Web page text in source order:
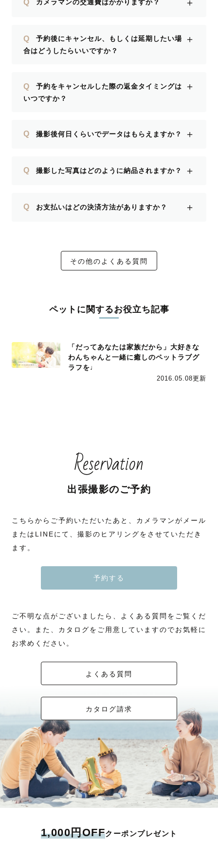
Q カメラマンの交通費はかかりますか？ ＋
Q
予約後にキャンセル、もしくは延期したい場
合はどうしたらいいですか？
＋
Q
予約をキャンセルした際の返金タイミングは
いつですか？
＋
Q 撮影後何日くらいでデータはもらえますか？ ＋
Q 撮影した写真はどのように納品されますか？ ＋
Q お支払いはどの決済方法がありますか？ ＋
その他のよくある質問
ペットに関するお役立ち記事
「だってあなたは家族だから」大好きな
わんちゃんと一緒に癒しのペットラブグ
ラフを♩
2016.05.08更新
Reservation
出張撮影のご予約
こちらからご予約いただいたあと、カメラマンがメール
またはLINEにて、撮影のヒアリングをさせていただき
ます。
予約する
ご不明な点がございましたら、よくある質問をご覧くだ
さい。また、カタログをご用意していますのでお気軽に
お求めください。
よくある質問
カタログ請求
1,000円OFFクーポンプレゼント